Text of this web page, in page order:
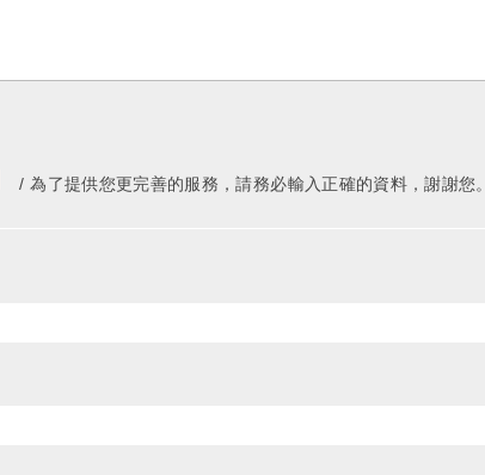
為了提供您更完善的服務，請務必輸入正確的資料，謝謝您。